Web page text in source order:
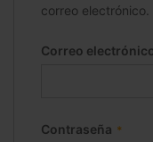
correo electrónico.
Correo
Contraseña